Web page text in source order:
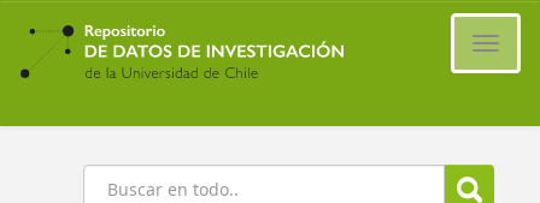
Ir
contenido
principal
Buscar